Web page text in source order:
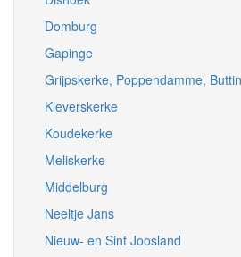
Domburg
Gapinge
Grijpskerke, Poppendamme,
Kleverskerke
Koudekerke
Meliskerke
Middelburg
Neeltje Jans
Nieuw- en Sint Joosland